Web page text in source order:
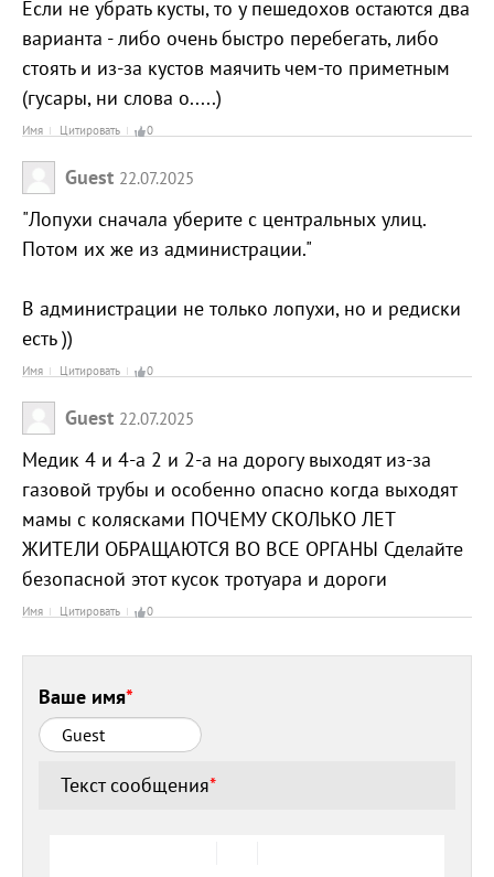
Если не убрать кусты, то у пешедохов остаются два
варианта - либо очень быстро перебегать, либо
стоять и из-за кустов маячить чем-то приметным
(гусары, ни слова о.....)
Имя Цитировать 0
Guest 22.07.2025
"Лопухи сначала уберите с центральных улиц.
Потом их же из администрации."
В администрации не только лопухи, но и редиски
есть ))
Имя Цитировать 0
Guest 22.07.2025
Медик 4 и 4-а 2 и 2-а на дорогу выходят из-за
газовой трубы и особенно опасно когда выходят
мамы с колясками ПОЧЕМУ СКОЛЬКО ЛЕТ
ЖИТЕЛИ ОБРАЩАЮТСЯ ВО ВСЕ ОРГАНЫ Сделайте
безопасной этот кусок тротуара и дороги
Имя Цитировать 0
Ваше имя*
Текст сообщения*